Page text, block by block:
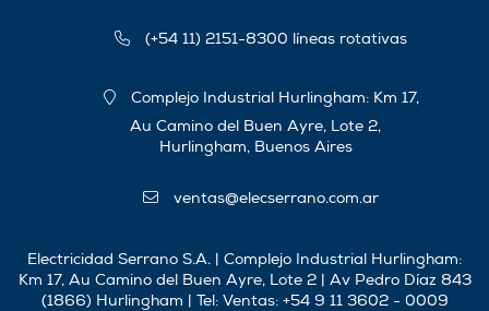
(+54 11) 2151-8300 líneas rotativas
Complejo Industrial Hurlingham: Km 17,
Au Camino del Buen Ayre, Lote 2,
Hurlingham, Buenos Aires
ventas@elecserrano.com.ar
Electricidad Serrano S.A. | Complejo Industrial Hurlingham:
Km 17, Au Camino del Buen Ayre, Lote 2 | Av Pedro Díaz 843
(1866) Hurlingham | Tel: Ventas: +54 9 11 3602 - 0009